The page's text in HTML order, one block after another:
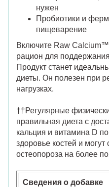
нужен
Пробиотики и
пищеварение
Включите Raw
рацион для
Продукт станет
диеты. Он полезен при
нагрузках.
††Регулярные
правильная диета с
кальция и витамина D
здоровье костей и могут
остеопороза на более
Сведения о добавке